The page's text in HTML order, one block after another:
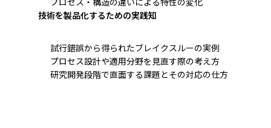
技術を製品化するための実践知
試行錯誤から得られたブレイクスルーの実例
プロセス設計や適用分野を見直す際の考え方
研究開発段階で直面する課題とその対応の仕方